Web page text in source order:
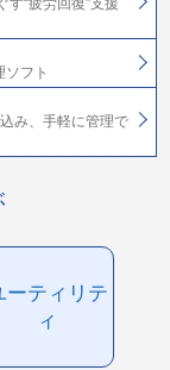
“疲労回復”支援
フト
み、手軽に管理で
ーティリテ
ィ